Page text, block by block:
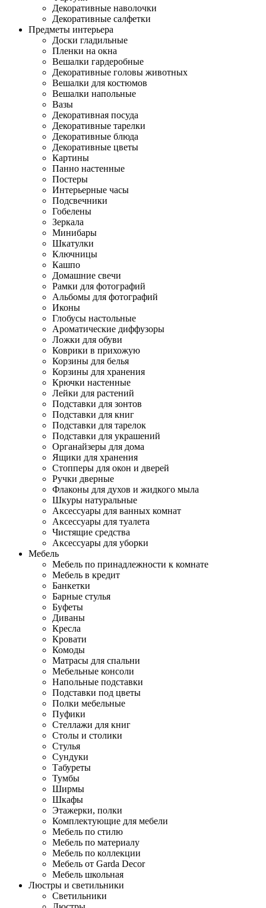
Декоративные наволочки
Декоративные салфетки
Предметы интерьера
Доски гладильные
Пленки на окна
Вешалки гардеробные
Декоративные головы животных
Вешалки для костюмов
Вешалки напольные
Вазы
Декоративная посуда
Декоративные тарелки
Декоративные блюда
Декоративные цветы
Картины
Панно настенные
Постеры
Интерьерные часы
Подсвечники
Гобелены
Зеркала
Минибары
Шкатулки
Ключницы
Кашпо
Домашние свечи
Рамки для фотографий
Альбомы для фотографий
Иконы
Глобусы настольные
Ароматические диффузоры
Ложки для обуви
Коврики в прихожую
Корзины для белья
Корзины для хранения
Крючки настенные
Лейки для растений
Подставки для зонтов
Подставки для книг
Подставки для тарелок
Подставки для украшений
Органайзеры для дома
Ящики для хранения
Стопперы для окон и дверей
Ручки дверные
Флаконы для духов и жидкого мыла
Шкуры натуральные
Аксессуары для ванных комнат
Аксессуары для туалета
Чистящие средства
Аксессуары для уборки
Мебель
Мебель по принадлежности к комнате
Мебель в кредит
Банкетки
Барные стулья
Буфеты
Диваны
Кресла
Кровати
Комоды
Матрасы для спальни
Мебельные консоли
Напольные подставки
Подставки под цветы
Полки мебельные
Пуфики
Стеллажи для книг
Столы и столики
Стулья
Сундуки
Табуреты
Тумбы
Ширмы
Шкафы
Этажерки, полки
Комплектующие для мебели
Мебель по стилю
Мебель по материалу
Мебель по коллекции
Мебель от Garda Decor
Мебель школьная
Люстры и светильники
Светильники